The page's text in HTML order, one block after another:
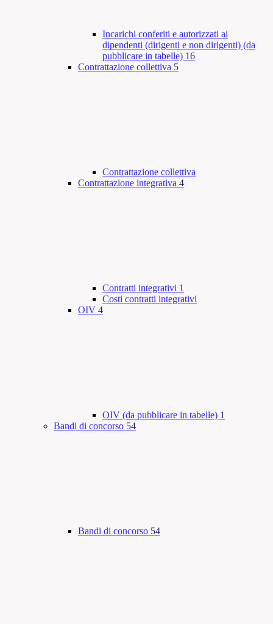
Incarichi conferiti e autorizzati ai
dipendenti (dirigenti e non dirigenti) (da
pubblicare in tabelle) 16
Contrattazione collettiva 5
Contrattazione collettiva
Contrattazione integrativa 4
Contratti integrativi 1
Costi contratti integrativi
OIV 4
OIV (da pubblicare in tabelle) 1
Bandi di concorso 54
Bandi di concorso 54